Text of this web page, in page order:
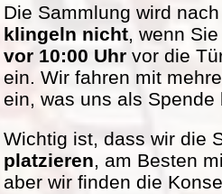
Die Sammlung wird
klingeln nicht , wenn
vor 10:00 Uhr vor die
ein. Wir fahren mit
ein, was uns als Spende
Wichtig ist, dass wir die
platzieren, am Besten
aber wir finden die